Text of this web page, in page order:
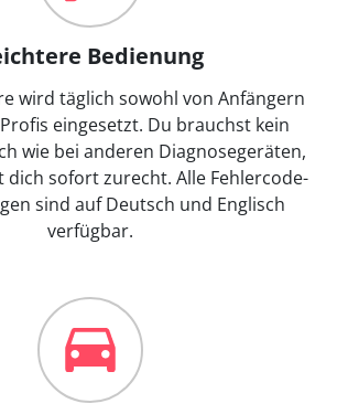
Bedienung
wird täglich sowohl von Anfängern
eingesetzt. Du brauchst kein
wie bei anderen Diagnosegeräten,
sofort zurecht. Alle Fehlercode-
sind auf Deutsch und Englisch
verfügbar.